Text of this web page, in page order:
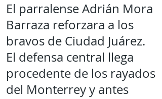
El parralense Adrián Mora
Barraza reforzara a los
bravos de Ciudad Juárez.
El defensa central llega
procedente de los rayados
del Monterrey y antes